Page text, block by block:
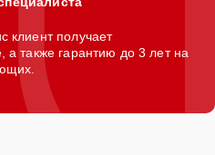
клиент получает
а также гарантию до 3 лет на